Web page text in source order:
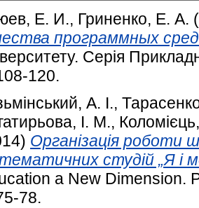
Е. И., Гриненко, Е. А.
программных
Серія
120.
А. І.,
І. М.,
Організація роботи
студій „Я і
a New Dimension.
78.